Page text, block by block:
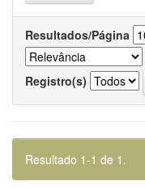
Resultados/Página
Registro(s)
Resultado 1-1 de 1.